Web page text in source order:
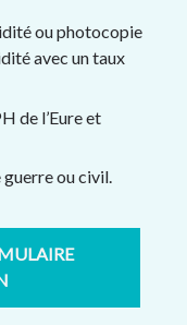
ou photocopie
avec un taux
de l’Eure et
ou civil.